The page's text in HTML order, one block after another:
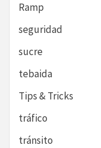
Ramp
seguridad
sucre
tebaida
Tips & Tricks
tráfico
tránsito